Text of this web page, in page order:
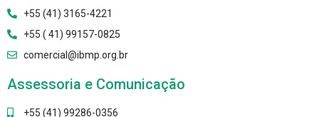
+55 (41) 3165-4221
+55 ( 41) 99157-0825
comercial@ibmp.org.br
Assessoria e Comunicação
+55 (41) 99286-0356